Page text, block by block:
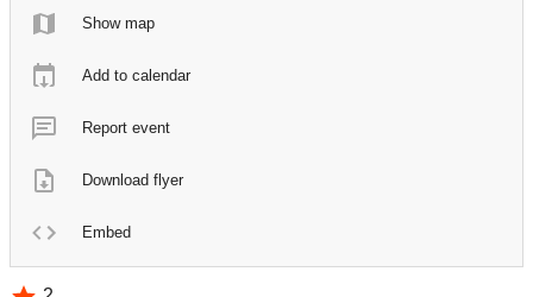
Show map
Add to calendar
Report event
Download flyer
Embed